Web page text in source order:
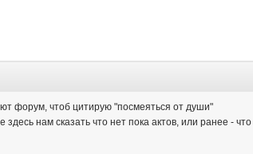
форум, чтоб цитирую "посмеяться от души"
здесь нам сказать что нет пока актов, или ранее -